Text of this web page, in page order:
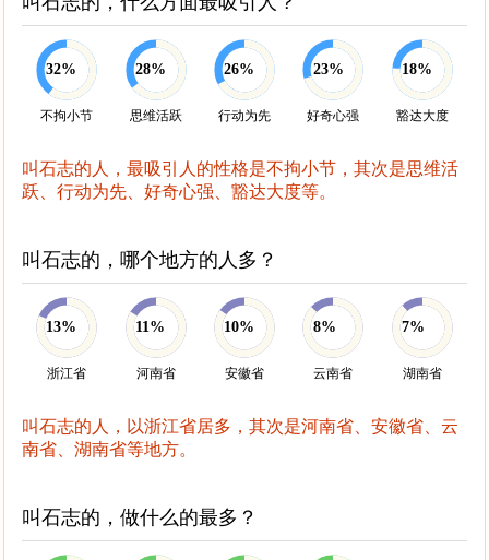
32%
不拘小节
28%
思维活跃
26%
行动为先
23%
好奇心强
18%
豁达大度
叫石志的人，最吸引人的性格是不拘小节，其次是思维活
跃、行动为先、好奇心强、豁达大度等。
叫石志的，哪个地方的人多？
13%
浙江省
11%
河南省
10%
安徽省
8%
云南省
7%
湖南省
叫石志的人，以浙江省居多，其次是河南省、安徽省、云
南省、湖南省等地方。
叫石志的，做什么的最多？